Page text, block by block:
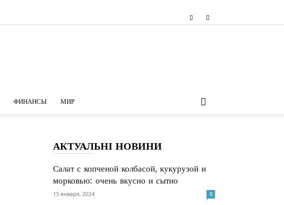
ФИНАНСЫ МИР
АКТУАЛЬНІ НОВИНИ
Салат с копченой колбасой, кукурузой и
морковью: очень вкусно и сытно
15 января, 2024 0